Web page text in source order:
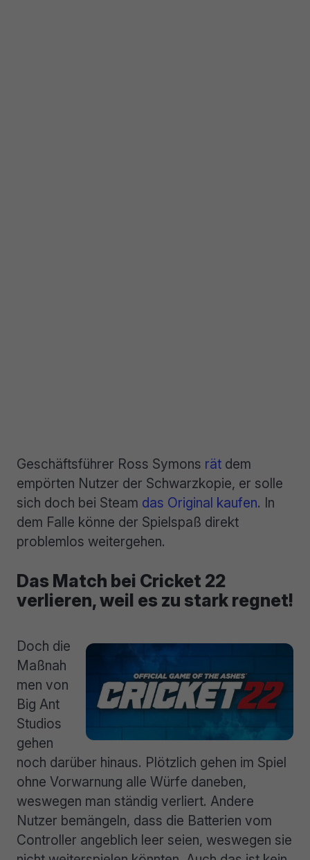
Geschäftsführer Ross Symons rät dem
empörten Nutzer der Schwarzkopie, er solle
sich doch bei Steam das Original kaufen. In
dem Falle könne der Spielspaß direkt
problemlos weitergehen.
Das Match bei Cricket 22
verlieren, weil es zu stark regnet!
Doch die
Maßnah
men von
Big Ant
Studios
gehen
noch darüber hinaus. Plötzlich gehen im Spiel
ohne Vorwarnung alle Würfe daneben,
weswegen man ständig verliert. Andere
Nutzer bemängeln, dass die Batterien vom
Controller angeblich leer seien, weswegen sie